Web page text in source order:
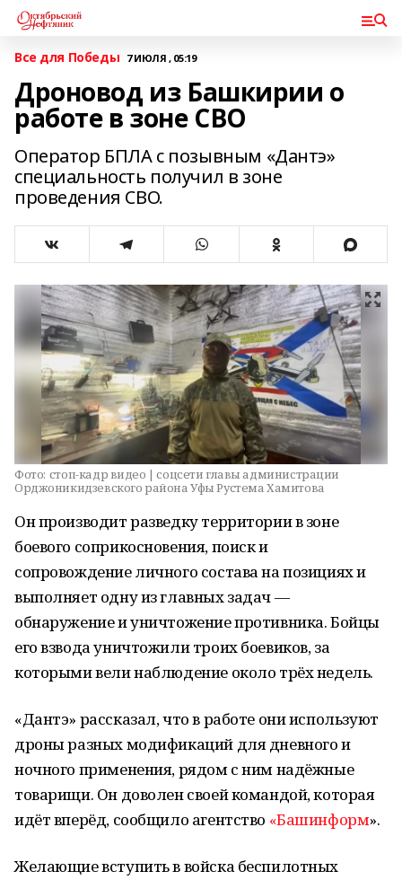
Все для Победы 7 ИЮЛЯ , 05:19
Дроновод из Башкирии о
работе в зоне СВО
Оператор БПЛА с позывным «Дантэ»
специальность получил в зоне
проведения СВО.
Фото: стоп-кадр видео | соцсети главы администрации
Орджоникидзевского района Уфы Рустема Хамитова
Он производит разведку территории в зоне
боевого соприкосновения, поиск и
сопровождение личного состава на позициях и
выполняет одну из главных задач —
обнаружение и уничтожение противника. Бойцы
его взвода уничтожили троих боевиков, за
которыми вели наблюдение около трёх недель.
«Дантэ» рассказал, что в работе они используют
дроны разных модификаций для дневного и
ночного применения, рядом с ним надёжные
товарищи. Он доволен своей командой, которая
идёт вперёд, сообщило агентство «Башинформ».
Желающие вступить в войска беспилотных